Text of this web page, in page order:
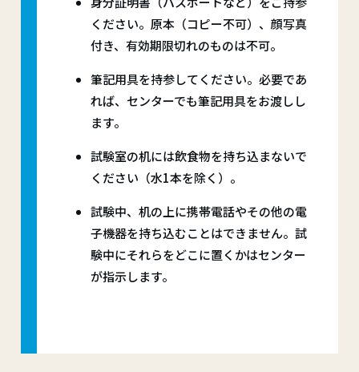
ください。原本（コピー不可）、顔写真
付き、有効期限切れのものは不可。
筆記用具を持参してください。必要であ
れば、センターでも筆記用具をお渡しし
ます。
試験室の机には飲食物を持ち込まないで
ください（水1本を除く）。
試験中、机の上に携帯電話やその他の電
子機器を持ち込むことはできません。試
験中にそれらをどこに置くかはセンター
が指示します。